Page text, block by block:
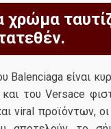
χρώμα
Balenciaga είναι
του Versace
viral προϊόντων,